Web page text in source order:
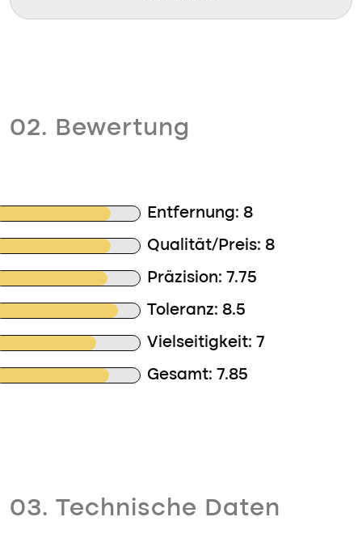
02. Bewertung
Entfernung: 8
Qualität/Preis: 8
Präzision: 7.75
Toleranz: 8.5
Vielseitigkeit: 7
Gesamt: 7.85
03. Technische Daten